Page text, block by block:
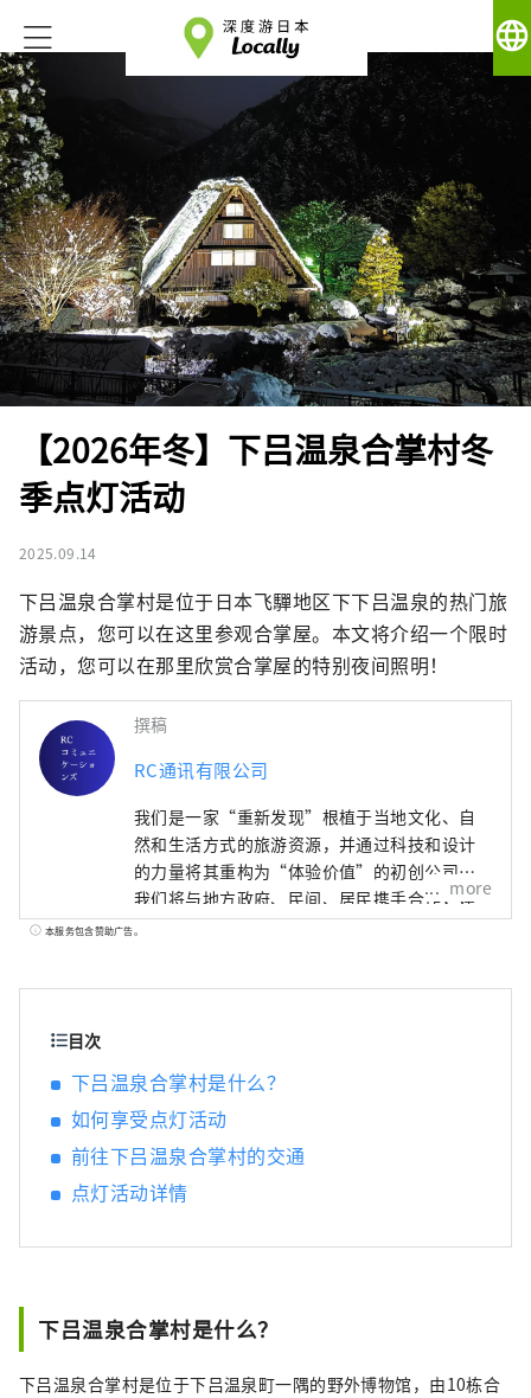
language
【2026年冬】下吕温泉合掌村冬
季点灯活动
2025.09.14
下吕温泉合掌村是位于日本飞驒地区下下吕温泉的热门旅
游景点，您可以在这里参观合掌屋。本文将介绍一个限时
活动，您可以在那里欣赏合掌屋的特别夜间照明！
撰稿
RC通讯有限公司
我们是一家“重新发现”根植于当地文化、自
然和生活方式的旅游资源，并通过科技和设计
的力量将其重构为“体验价值”的初创公司。
我们将与地方政府、民间、居民携手合作，建
立创造地区新经济和新循环的机制。
more
本服务包含赞助广告。
目次
下吕温泉合掌村是什么？
如何享受点灯活动
前往下吕温泉合掌村的交通
点灯活动详情
下吕温泉合掌村是什么？
下吕温泉合掌村是位于下吕温泉町一隅的野外博物馆，由10栋合